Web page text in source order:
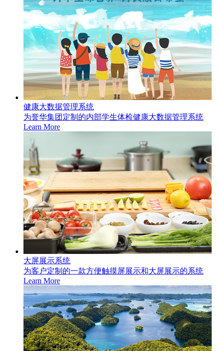
健康大数据管理系统
为誉华集团定制的内部学生体检健康大数据管理系统
Learn More
大屏展示系统
为客户定制的一款方便触摸屏展示和大屏展示的系统
Learn More